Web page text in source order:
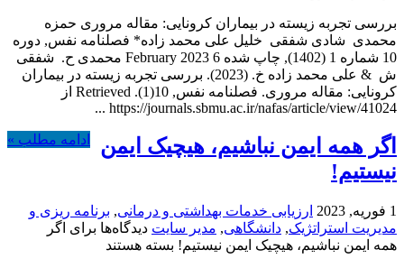
بررسی تجربه زیسته در بیماران کرونایی: مقاله مروری حمزه
محمدی شادی شفقی خلیل علی محمد زاده* فصلنامه نفس, دوره
10 شماره 1 (1402), چاپ شده 6 February 2023 محمدی ح. شفقی
ش & علی محمد زاده خ. (2023). بررسی تجربه زیسته در بیماران
کرونایی: مقاله مروری. فصلنامه نفس, 10(1). Retrieved از
https://journals.sbmu.ac.ir/nafas/article/view/41024 ...
ادامه مطلب »
اگر‌ همه‌ ایمن‌ نباشیم،‌ هیچیک‌ ایمن‌
نیستیم!
1 فوریه, 2023 ارزیابی خدمات بهداشتی و درمانی, برنامه ریزی و
مدیریت استراتژیک, دانشگاهی, مدیر سایت دیدگاه‌ها برای اگر‌
همه‌ ایمن‌ نباشیم،‌ هیچیک‌ ایمن‌ نیستیم! بسته هستند